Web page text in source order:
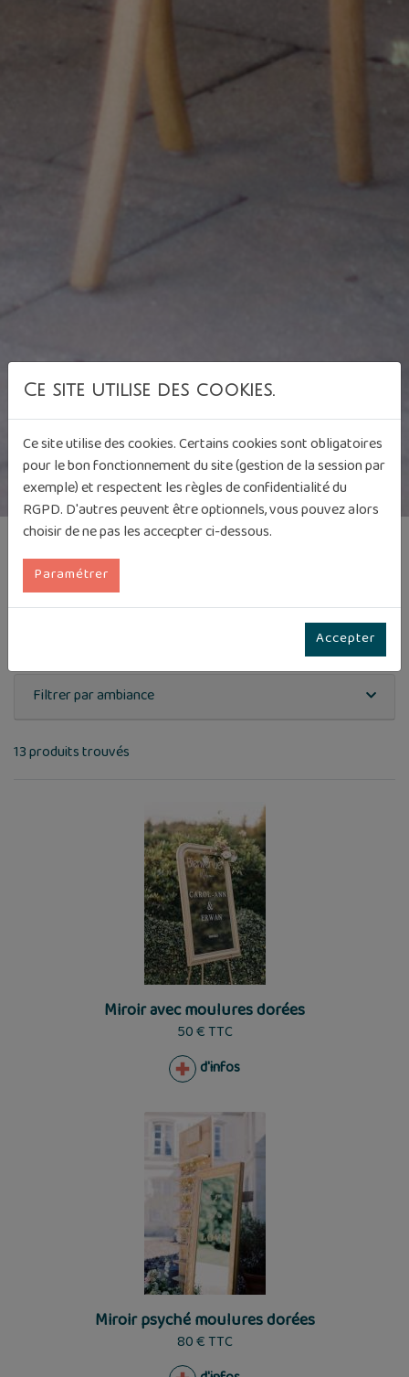
Espace photos / plan de table
Accueil MOBILIER Espace photos / plan de table
Filtrer par ambiance
13 produits trouvés
Miroir avec moulures dorées
50 € TTC
d'infos
Miroir psyché moulures dorées
80 € TTC
Ce site utilise des cookies.
Ce site utilise des cookies. Certains cookies sont obligatoires
pour le bon fonctionnement du site (gestion de la session par
exemple) et respectent les règles de confidentialité du
RGPD. D'autres peuvent être optionnels, vous pouvez alors
choisir de ne pas les accecpter ci-dessous.
Paramétrer
Accepter